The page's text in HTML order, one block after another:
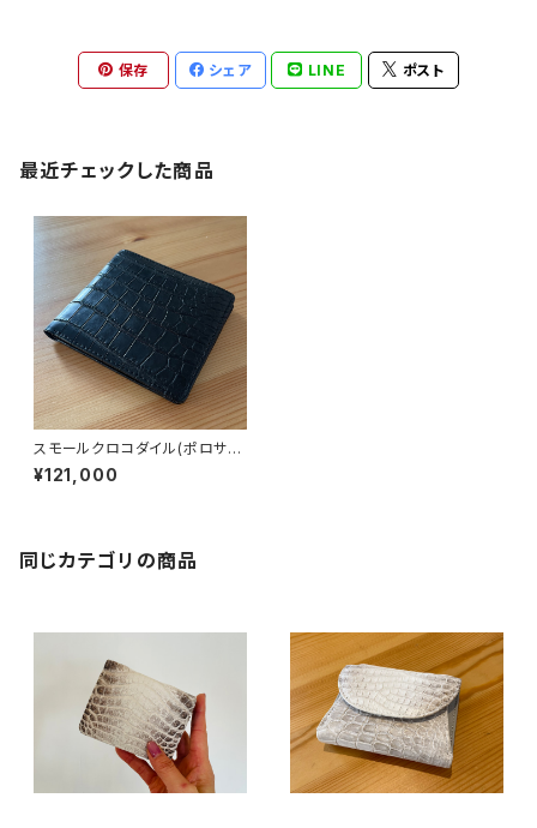
保存 シェア LINE ポスト
最近チェックした商品
スモールクロコダイル(ポロサ
ス) 二つ折財布 無双仕様 ブ
ラック
¥121,000
同じカテゴリの商品